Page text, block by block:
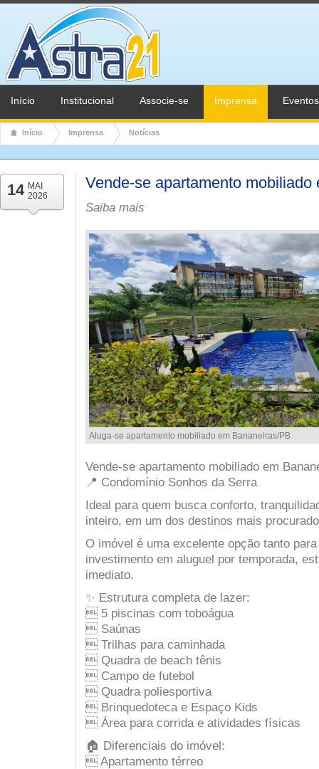
Início Institucional Associe-se Imprensa Eventos
Início Imprensa Notícias
14 MAI
2026
Vende-se apartamento mobiliado
Saiba mais
Aluga-se apartamento mobiliado em Bananeiras/PB
Vende-se apartamento mobiliado em
📍 Condomínio Sonhos da Serra
Ideal para quem busca conforto,
inteiro, em um dos destinos mais
O imóvel é uma excelente opção tanto
investimento em aluguel por temporada,
imediato.
✨ Estrutura completa de lazer:
 5 piscinas com toboágua
 Saúnas
 Trilhas para caminhada
 Quadra de beach tênis
 Campo de futebol
 Quadra poliesportiva
 Brinquedoteca e Espaço Kids
 Área para corrida e atividades físicas
🏠 Diferenciais do imóvel:
 Apartamento térreo